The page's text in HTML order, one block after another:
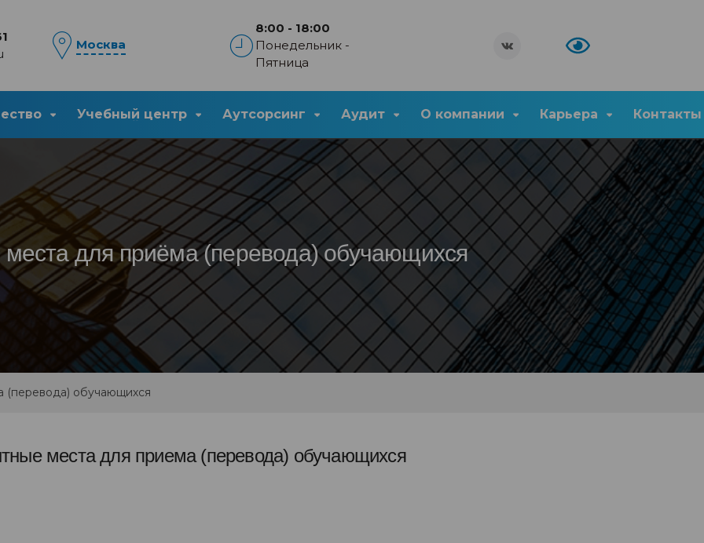
Москва
8:00 - 18:00
Понедельник -
Пятница
Учебный центр Аутсорсинг Аудит О компании Карьера Контакты
для приёма (перевода) обучающихся
(перевода) обучающихся
места для приема (перевода) обучающихся